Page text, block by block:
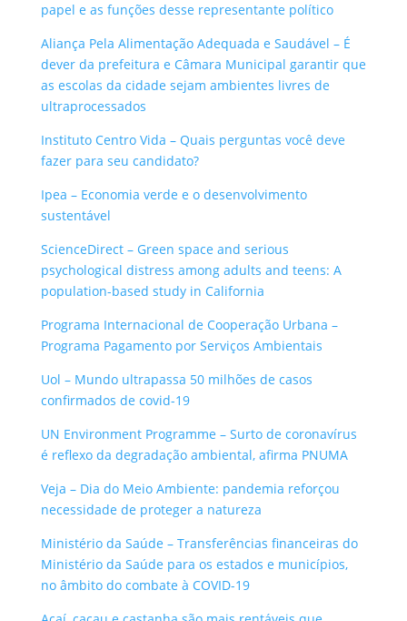
papel e as funções desse representante político
Aliança Pela Alimentação Adequada e Saudável – É
dever da prefeitura e Câmara Municipal garantir que
as escolas da cidade sejam ambientes livres de
ultraprocessados
Instituto Centro Vida – Quais perguntas você deve
fazer para seu candidato?
Ipea – Economia verde e o desenvolvimento
sustentável
ScienceDirect – Green space and serious
psychological distress among adults and teens: A
population-based study in California
Programa Internacional de Cooperação Urbana –
Programa Pagamento por Serviços Ambientais
Uol – Mundo ultrapassa 50 milhões de casos
confirmados de covid-19
UN Environment Programme – Surto de coronavírus
é reflexo da degradação ambiental, afirma PNUMA
Veja – Dia do Meio Ambiente: pandemia reforçou
necessidade de proteger a natureza
Ministério da Saúde – Transferências financeiras do
Ministério da Saúde para os estados e municípios,
no âmbito do combate à COVID-19